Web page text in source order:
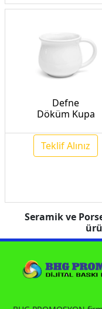
Defne
Döküm Kupa
Teklif Alınız
Seramik ve